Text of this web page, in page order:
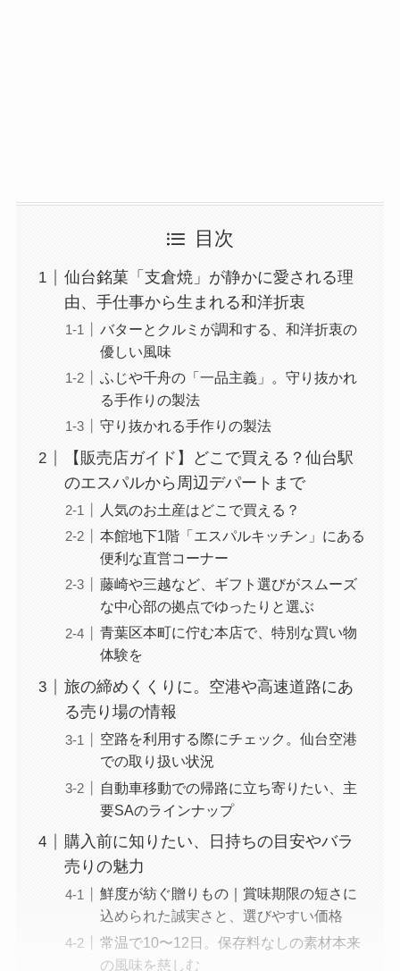
目次
仙台銘菓「支倉焼」が静かに愛される理
由、手仕事から生まれる和洋折衷
バターとクルミが調和する、和洋折衷の
優しい風味
ふじや千舟の「一品主義」。守り抜かれ
る手作りの製法
守り抜かれる手作りの製法
【販売店ガイド】どこで買える？仙台駅
のエスパルから周辺デパートまで
人気のお土産はどこで買える？
本館地下1階「エスパルキッチン」にある
便利な直営コーナー
藤崎や三越など、ギフト選びがスムーズ
な中心部の拠点でゆったりと選ぶ
青葉区本町に佇む本店で、特別な買い物
体験を
旅の締めくくりに。空港や高速道路にあ
る売り場の情報
空路を利用する際にチェック。仙台空港
での取り扱い状況
自動車移動での帰路に立ち寄りたい、主
要SAのラインナップ
購入前に知りたい、日持ちの目安やバラ
売りの魅力
鮮度が紡ぐ贈りもの｜賞味期限の短さに
込められた誠実さと、選びやすい価格
常温で10〜12日。保存料なしの素材本来
の風味を慈しむ